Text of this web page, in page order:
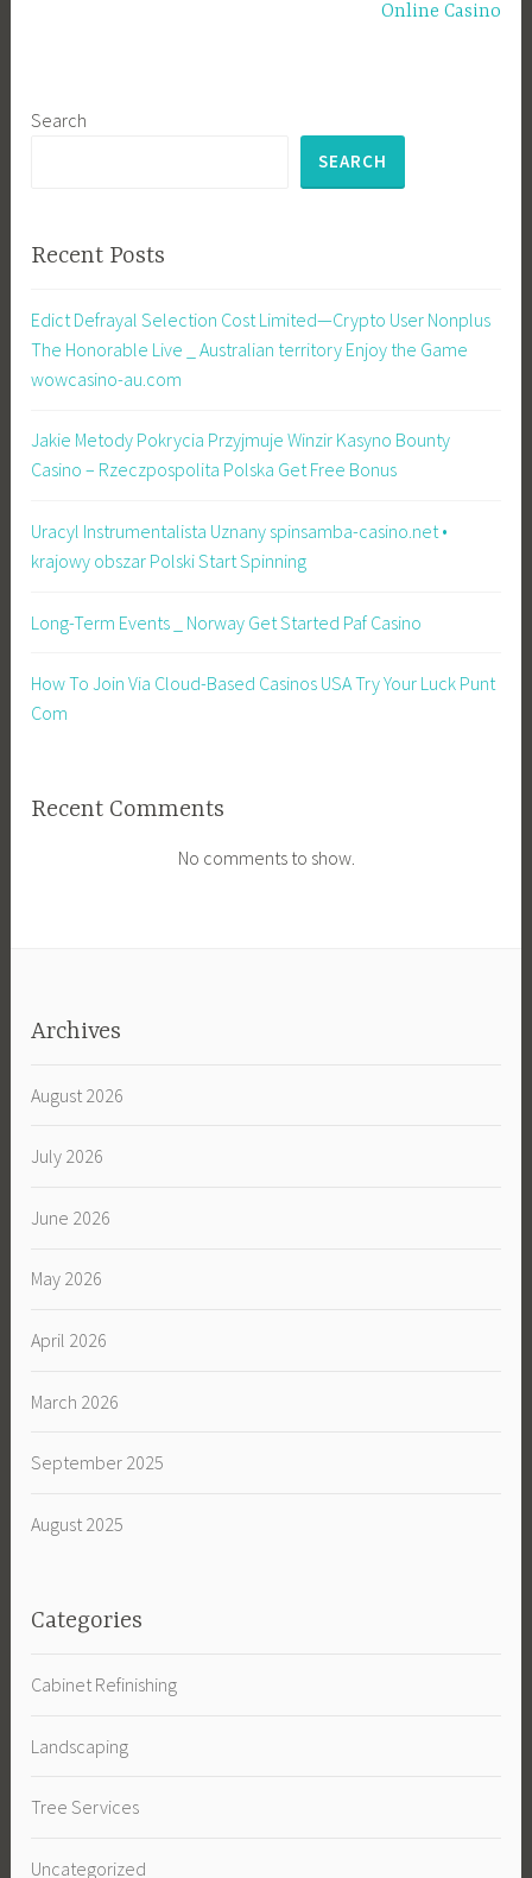
Online Casino
Search
SEARCH
Recent Posts
Edict Defrayal Selection Cost Limited—Crypto User Nonplus
The Honorable Live _ Australian territory Enjoy the Game
wowcasino-au.com
Jakie Metody Pokrycia Przyjmuje Winzir Kasyno Bounty
Casino – Rzeczpospolita Polska Get Free Bonus
Uracyl Instrumentalista Uznany spinsamba-casino.net •
krajowy obszar Polski Start Spinning
Long-Term Events _ Norway Get Started Paf Casino
How To Join Via Cloud-Based Casinos USA Try Your Luck Punt
Com
Recent Comments
No comments to show.
Archives
August 2026
July 2026
June 2026
May 2026
April 2026
March 2026
September 2025
August 2025
Categories
Cabinet Refinishing
Landscaping
Tree Services
Uncategorized